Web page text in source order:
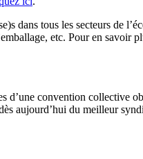
dans tous les secteurs de
etc. Pour en savoir
convention collective
aujourd’hui du meilleur